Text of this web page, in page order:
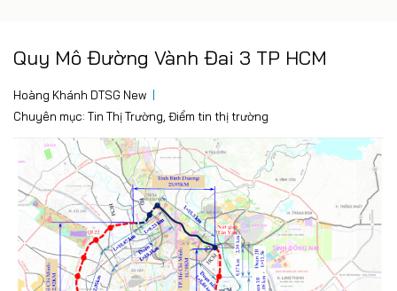
Quy Mô Đường Vành Đai 3 TP HCM
Hoàng Khánh DTSG New
Chuyên mục: Tin Thị Trường Điểm tin thị trường